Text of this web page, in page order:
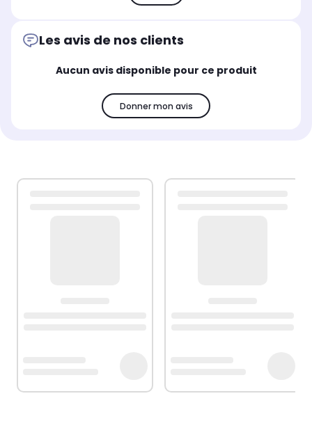
Les avis de nos clients
Aucun avis disponible pour ce produit
Donner mon avis